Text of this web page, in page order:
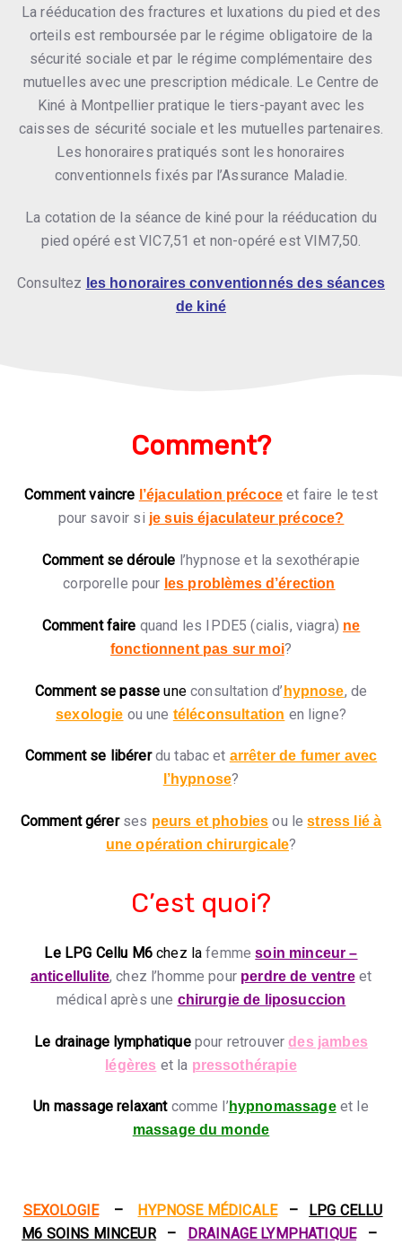
La rééducation des fractures et luxations du pied et des
orteils est remboursée par le régime obligatoire de la
sécurité sociale et par le régime complémentaire des
mutuelles avec une prescription médicale. Le Centre de
Kiné à Montpellier pratique le tiers-payant avec les
caisses de sécurité sociale et les mutuelles partenaires.
Les honoraires pratiqués sont les honoraires
conventionnels fixés par l’Assurance Maladie.
La cotation de la séance de kiné pour la rééducation du
pied opéré est VIC7,51 et non-opéré est VIM7,50.
Consultez les honoraires conventionnés des séances
de kiné
Comment?
Comment vaincre l’éjaculation précoce et faire le test
pour savoir si je suis éjaculateur précoce?
Comment se déroule l’hypnose et la sexothérapie
corporelle pour les problèmes d’érection
Comment faire quand les IPDE5 (cialis, viagra) ne
fonctionnent pas sur moi?
Comment se passeuneconsultation d’ hypnose, de
sexologie ou une téléconsultation en ligne?
Comment se libérerdu tabac et arrêter de fumer avec
l’hypnose?
Comment gérerses peurs et phobies ou lestress lié à
une opération chirurgicale?
C’est quoi?
Le LPG Cellu M6chez lafemmesoin minceur –
anticellulite, chez l’homme pour perdre de ventreet
médical après une chirurgie de liposuccion
Le drainage lymphatiquepour retrouverdes jambes
légères et la pressothérapie
Un massage relaxantcomme l’ hypnomassageet le
massage du monde
SEXOLOGIE– HYPNOSE MÉDICALE–
LPG CELLU
M6 SOINS MINCEUR– DRAINAGE LYMPHATIQUE
–